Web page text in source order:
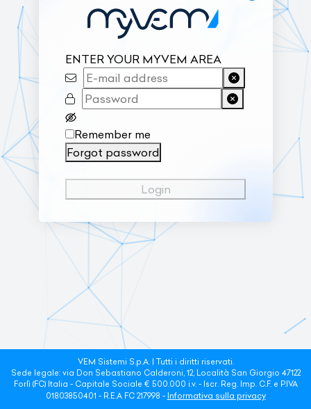
ENTER YOUR MYVEM AREA
Remember me
Forgot password
Login
VEM Sistemi S.p.A. | Tutti i diritti riservati.
Sede legale: via Don Sebastiano Calderoni, 12, Località San Giorgio 47122
Forlì (FC) Italia - Capitale Sociale € 500.000 i.v. - Iscr. Reg. Imp. C.F. e P.IVA
01803850401 - R.E.A FC 217998 - Informativa sulla privacy